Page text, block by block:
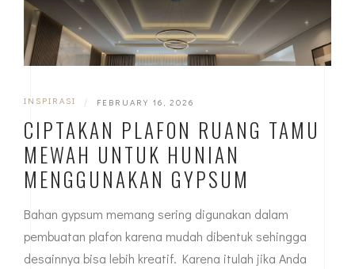
INSPIRASI | FEBRUARY 16, 2026
CIPTAKAN PLAFON RUANG TAMU
MEWAH UNTUK HUNIAN
MENGGUNAKAN GYPSUM
Bahan gypsum memang sering digunakan dalam
pembuatan plafon karena mudah dibentuk sehingga
desainnya bisa lebih kreatif. Karena itulah jika Anda